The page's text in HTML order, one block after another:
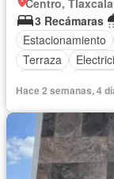
3 Recámaras
Estacionamiento
Terraza
Solo familias
Hace 2 semanas, 4